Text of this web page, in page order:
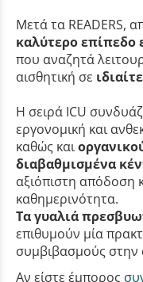
Μετά τα READERS,
καλύτερο επίπεδο
που αναζητά
αισθητική σε
Η σειρά ICU
εργονομική και
καθώς και
διαβαθμισμένα
αξιόπιστη απόδοση
καθημερινότητα.
Τα γυαλιά
επιθυμούν μία
συμβιβασμούς στην
Αν είστε έμπορος